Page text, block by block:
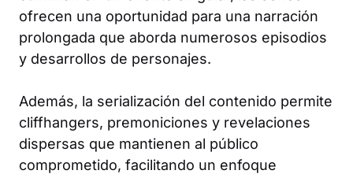
ofrecen una oportunidad para una narración
prolongada que aborda numerosos episodios
y desarrollos de personajes.
Además, la serialización del contenido permite
cliffhangers, premoniciones y revelaciones
dispersas que mantienen al público
comprometido, facilitando un enfoque